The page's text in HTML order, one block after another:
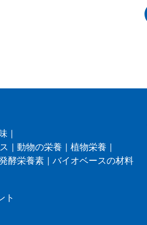
|
| 動物の栄養 | 植物栄養 |
酵栄養素 | バイオベースの材料
ト